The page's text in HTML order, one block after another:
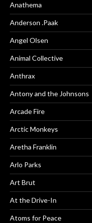
Anathema
Anderson .Paak
Angel Olsen
Animal Collective
Anthrax
Antony and the Johnsons
Arcade Fire
Arctic Monkeys
Aretha Franklin
Arlo Parks
Art Brut
At the Drive-In
Atoms for Peace